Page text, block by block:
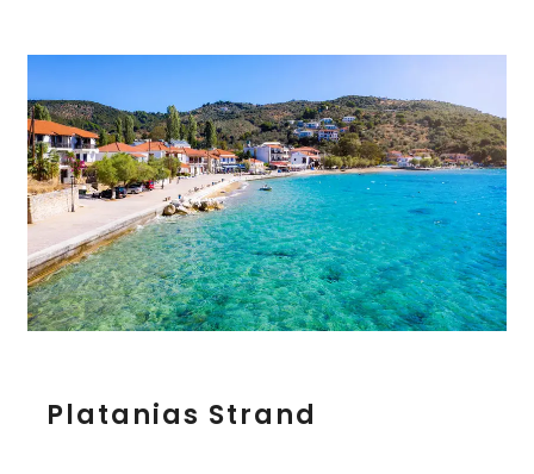
Platanias Strand